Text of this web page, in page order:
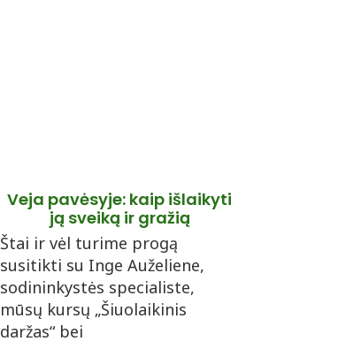
Veja pavėsyje: kaip išlaikyti
ją sveiką ir gražią
Štai ir vėl turime progą
susitikti su Inge Auželiene,
sodininkystės specialiste,
mūsų kursų „Šiuolaikinis
daržas“ bei